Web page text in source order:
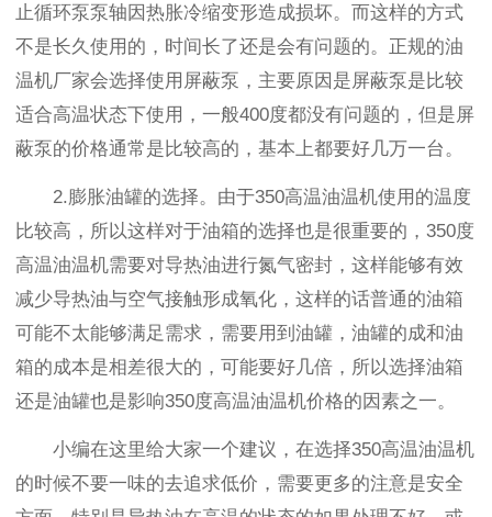
止循环泵泵轴因热胀冷缩变形造成损坏。而这样的方式
不是长久使用的，时间长了还是会有问题的。正规的油
温机厂家会选择使用屏蔽泵，主要原因是屏蔽泵是比较
适合高温状态下使用，一般400度都没有问题的，但是屏
蔽泵的价格通常是比较高的，基本上都要好几万一台。
2.膨胀油罐的选择。由于350高温油温机使用的温度
比较高，所以这样对于油箱的选择也是很重要的，350度
高温油温机需要对导热油进行氮气密封，这样能够有效
减少导热油与空气接触形成氧化，这样的话普通的油箱
可能不太能够满足需求，需要用到油罐，油罐的成和油
箱的成本是相差很大的，可能要好几倍，所以选择油箱
还是油罐也是影响350度高温油温机价格的因素之一。
小编在这里给大家一个建议，在选择350高温油温机
的时候不要一味的去追求低价，需要更多的注意是安全